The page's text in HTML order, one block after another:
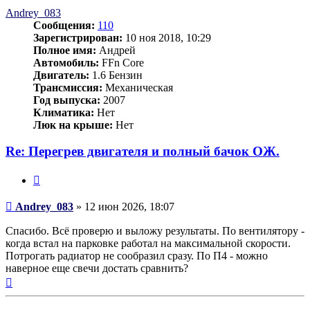
Andrey_083
Сообщения: 110
Зарегистрирован: 10 ноя 2018, 10:29
Полное имя: Андрей
Автомобиль: FFn Core
Двигатель: 1.6 Бензин
Трансмиссия: Механическая
Год выпуска: 2007
Климатика: Нет
Люк на крыше: Нет
Re: Перегрев двигателя и полный бачок ОЖ.
Сообщение
Andrey_083 » 12 июн 2026, 18:07
Спасибо. Всё проверю и выложу результаты. По вентилятору -
когда встал на парковке работал на максимальной скорости.
Потрогать радиатор не сообразил сразу. По П4 - можно
наверное еще свечи достать сравнить?